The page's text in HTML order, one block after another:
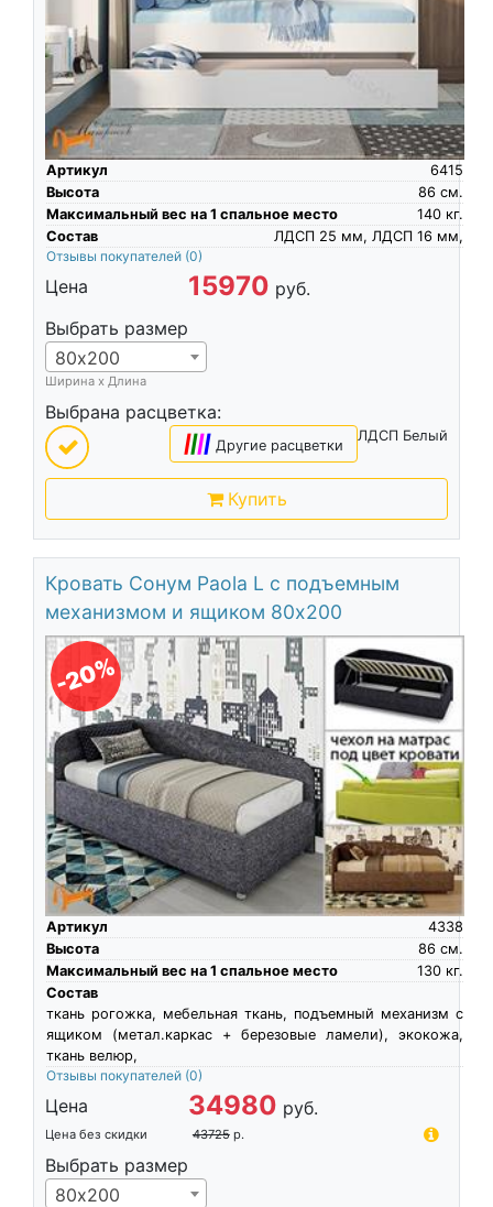
Артикул
6415
Высота
см.
86
Максимальный вес на 1 спальное место
кг.
140
Состав
ЛДСП 25 мм, ЛДСП 16 мм,
Отзывы покупателей (0)
Цена 15970 руб.
Выбрать размер
80х200
Ширина х Длина
Выбрана расцветка:
ЛДСП Белый
|||| Другие расцветки
Купить
Кровать Сонум Paola L с подъемным
механизмом и ящиком 80х200
-20%
Артикул
4338
Высота
см.
86
Максимальный вес на 1 спальное место
кг.
130
Состав
ткань рогожка, мебельная ткань, подъемный механизм с
ящиком (метал.каркас + березовые ламели), экокожа,
ткань велюр,
Отзывы покупателей (0)
Цена 34980 руб.
Цена без скидки 43725 р.
Выбрать размер
80х200